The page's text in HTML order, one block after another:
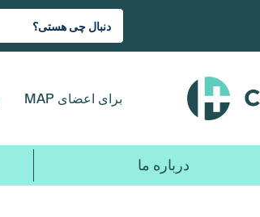
برای اعضای MAP
درباره ما